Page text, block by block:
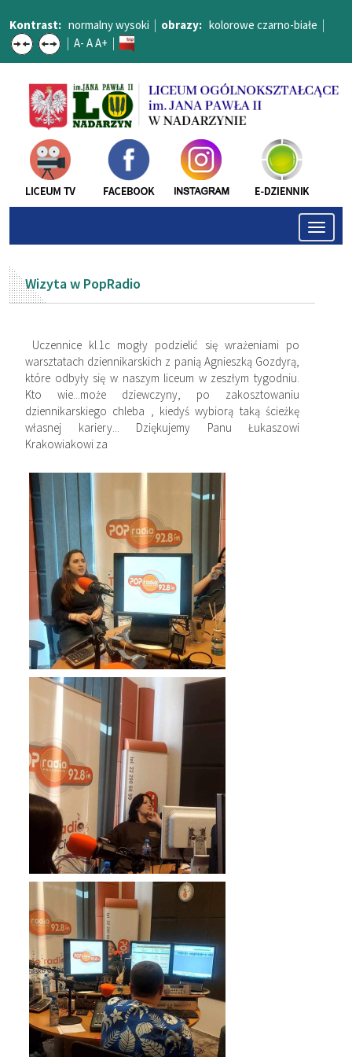
Kontrast: normalnywysoki | obrazy: kolorowe czarno-białe |
| A- AA+ |
Toggle
Wizyta w PopRadio
Uczennice kl.1c mogły podzielić się wrażeniami po
warsztatach dziennikarskich z panią Agnieszką Gozdyrą,
które odbyły się w naszym liceum w zeszłym tygodniu.
Kto wie...może dziewczyny, po zakosztowaniu
dziennikarskiego chleba , kiedyś wybiorą taką ścieżkę
własnej kariery... Dziękujemy Panu Łukaszowi
Krakowiakowi za